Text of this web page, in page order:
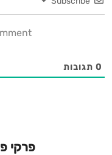
0 תגובות
פרקי